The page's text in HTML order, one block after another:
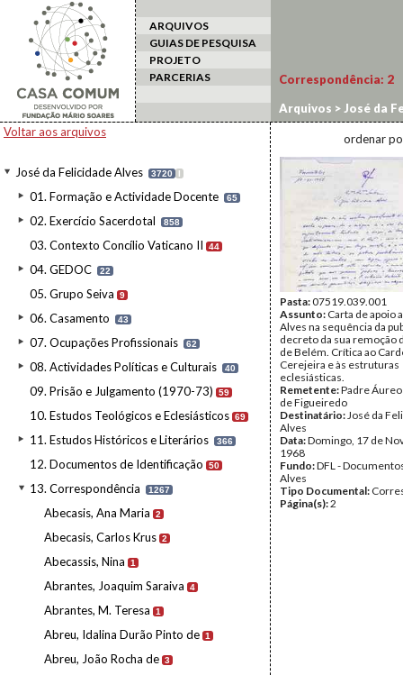
ARQUIVOS
GUIAS DE PESQUISA
PROJETO
PARCERIAS
Voltar aos arquivos
José da Felicidade Alves 3720 I
01. Formação e Actividade Docente 65
02. Exercício Sacerdotal 858
03. Contexto Concílio Vaticano II 44
04. GEDOC 22
05. Grupo Seiva 9
06. Casamento 43
07. Ocupações Profissionais 62
08. Actividades Políticas e Culturais 40
09. Prisão e Julgamento (1970-73) 59
10. Estudos Teológicos e Eclesiásticos 69
11. Estudos Históricos e Literários 366
12. Documentos de Identificação 50
13. Correspondência 1267
Abecasis, Ana Maria 2
Abecasis, Carlos Krus 2
Abecassis, Nina 1
Abrantes, Joaquim Saraiva 4
Abrantes, M. Teresa 1
Abreu, Idalina Durão Pinto de 1
Abreu, João Rocha de 3
Correspondência: 2
Arquivos > José da
ordenar
Pasta:07519.039.001
Assunto: Carta de apoio
Alves na sequência da
decreto da sua remoção
de Belém. Crítica ao
Cerejeira e às estruturas
eclesiásticas.
Remetente:Padre
de Figueiredo
Destinatário:José da
Alves
Data:Domingo, 17 de
1968
Fundo:DFL -
Alves
Tipo Documental:
Página(s):2